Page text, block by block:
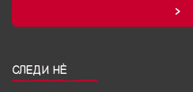
СЛЕДИ НЀ